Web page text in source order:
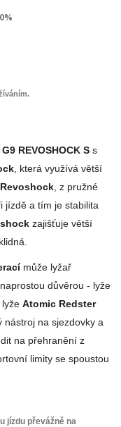
REVOSHOCK S s
, která využívá větší
Revoshock, z pružné
jízdě a tím je stabilita
zajišťuje větší
může lyžař
důvěrou - lyže
Atomic Redster
nástroj na sjezdovky a
na přehranění z
limity se spoustou
jízdu převážně na